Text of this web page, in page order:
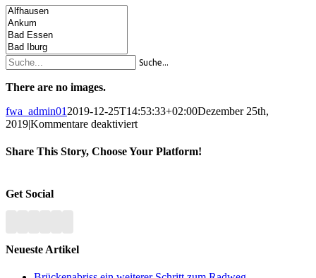
Suche...
There are no images.
fwa_admin01 2019-12-25T14:53:33+02:00Dezember 25th,
2019|Kommentare deaktiviertfür
Share This Story, Choose Your Platform!
Mail
Get Social
Neueste Artikel